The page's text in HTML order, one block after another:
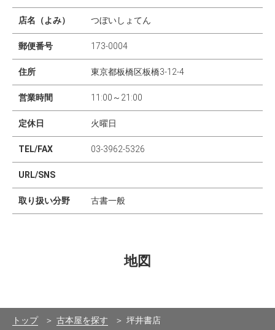
店名（よみ） つぼいしょてん
郵便番号 173-0004
住所 東京都板橋区板橋3-12-4
営業時間 11:00～21:00
定休日 火曜日
TEL/FAX 03-3962-5326
URL/SNS
取り扱い分野 古書一般
地図
−
トップ 古本屋を探す 坪井書店